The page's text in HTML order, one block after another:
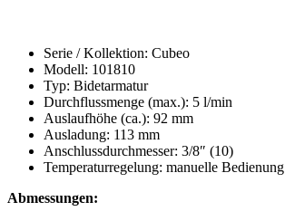
Serie / Kollektion: Cubeo
Modell: 101810
Typ: Bidetarmatur
Durchflussmenge (max.): 5 l/min
Auslaufhöhe (ca.): 92 mm
Ausladung: 113 mm
Anschlussdurchmesser: 3/8″ (10)
Temperaturregelung: manuelle Bedienung
Abmessungen: